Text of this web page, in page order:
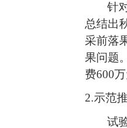
针
总结出
采前落
果问题
费600
2.示范
试